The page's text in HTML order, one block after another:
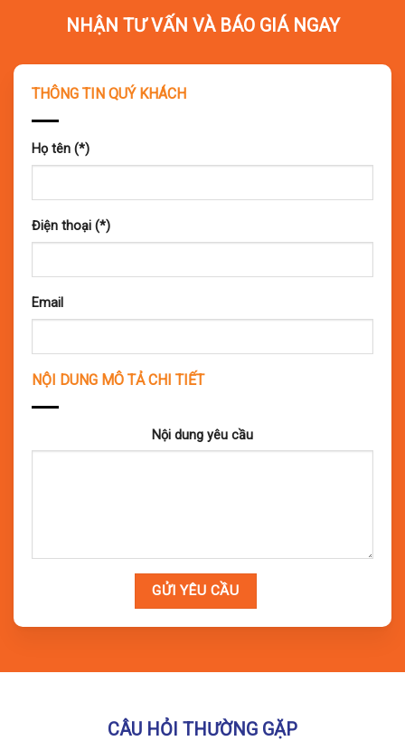
NHẬN TƯ VẤN VÀ BÁO GIÁ NGAY
THÔNG TIN QUÝ KHÁCH
Họ tên (*)
Điện thoại (*)
Email
NỘI DUNG MÔ TẢ CHI TIẾT
Nội dung yêu cầu
CÂU HỎI THƯỜNG GẶP